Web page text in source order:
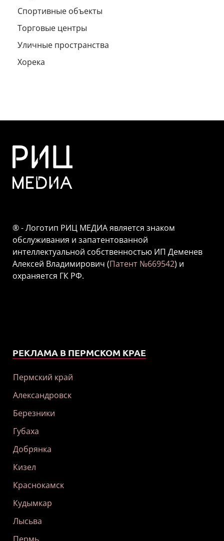
Спортивные объекты
Торговые центры
Уличные пространства
Хорека
® - Логотип РИЦ МЕДИА является знаком
обслуживания и запатентованной
интеллектуальной собственностью ИП Деменев
Алексей Владимирович (Патент №669542) и
охраняется ГК РФ.
РЕКЛАМА В ПЕРМСКОМ КРАЕ
Пермский край
Александровск
Березники
Губаха
Добрянка
Кизел
Краснокамск
Кудымкар
Лысьва